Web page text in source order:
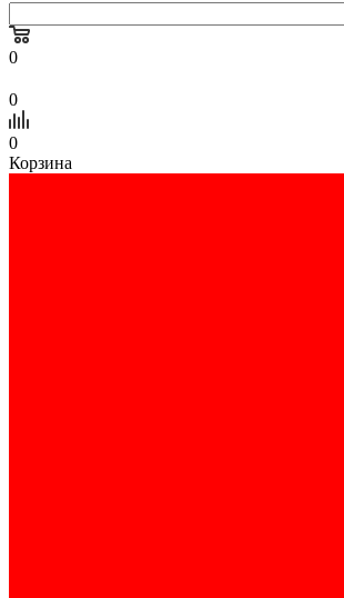
0
0
0
Корзина